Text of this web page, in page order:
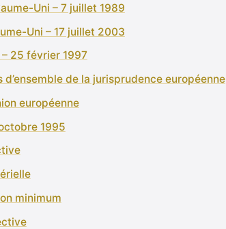
Uni – 7 juillet 1989
Uni – 17 juillet 2003
25 février 1997
de la jurisprudence européenne
européenne
1995
minimum